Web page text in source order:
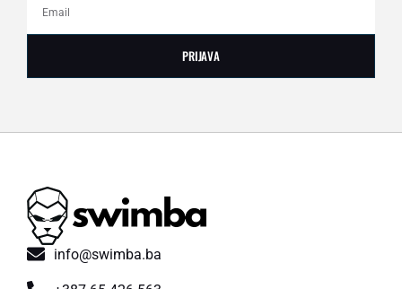
PRIJAVA
info@swimba.ba